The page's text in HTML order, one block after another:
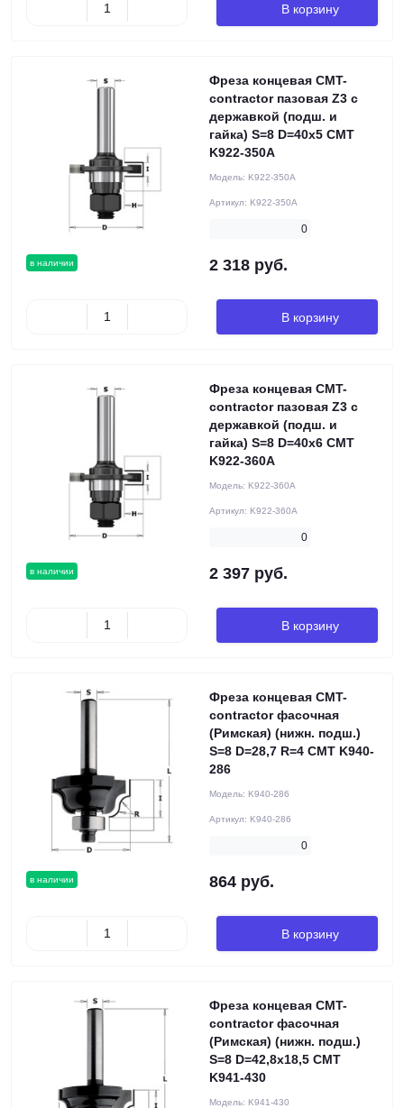
В корзину
в наличии
Фреза концевая CMT-
contractor пазовая Z3 с
державкой (подш. и
гайка) S=8 D=40x5 CMT
K922-350A
Модель: K922-350A
Артикул: K922-350A
0
2 318 руб.
В корзину
в наличии
Фреза концевая CMT-
contractor пазовая Z3 с
державкой (подш. и
гайка) S=8 D=40x6 CMT
K922-360A
Модель: K922-360A
Артикул: K922-360A
0
2 397 руб.
В корзину
в наличии
Фреза концевая CMT-
contractor фасочная
(Римская) (нижн. подш.)
S=8 D=28,7 R=4 CMT K940-
286
Модель: K940-286
Артикул: K940-286
0
864 руб.
В корзину
Фреза концевая CMT-
contractor фасочная
(Римская) (нижн. подш.)
S=8 D=42,8x18,5 CMT
K941-430
Модель: K941-430